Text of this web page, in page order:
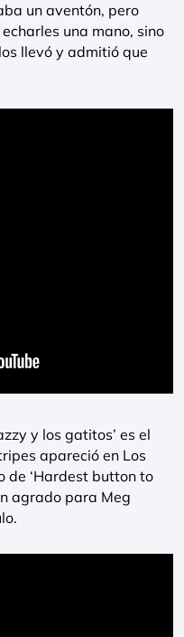
un aventón, pero
una mano, sino
llevó y admitió que
y los gatitos’ es el
apareció en Los
de ‘Hardest button to
agrado para Meg